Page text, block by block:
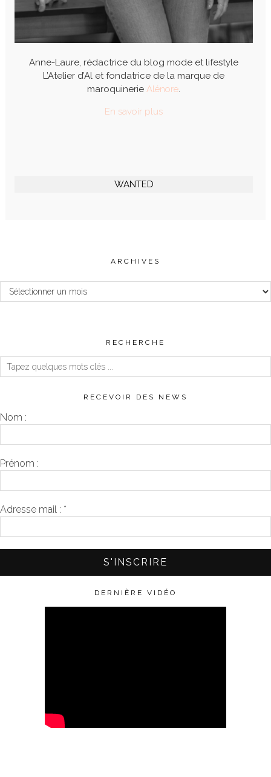
Anne-Laure, rédactrice du blog mode et lifestyle
L’Atelier d’Al et fondatrice de la marque de
maroquinerie Alénore.
En savoir plus
WANTED
ARCHIVES
Archives
RECHERCHE
RECEVOIR DES NEWS
Nom :
Prénom :
Adresse mail : *
DERNIÈRE VIDÉO